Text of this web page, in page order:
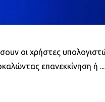
οι χρήστες
επανεκκίνηση ή ...